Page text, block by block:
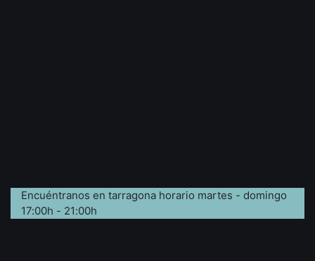
Encuéntranos en tarragona horario martes - domingo
17:00h - 21:00h